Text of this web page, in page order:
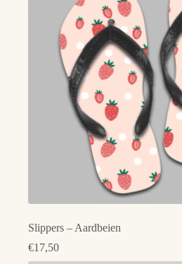
Slippers – Aardbeien
€17,50